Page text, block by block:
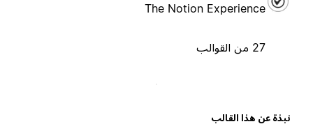
The Notion Experience
عن هذا القالب